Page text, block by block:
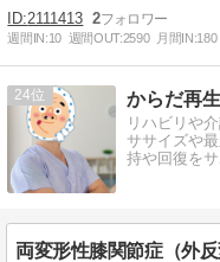
2111413 2
週間IN:10 週間OUT:2590 月間IN:180
24 からだ再
リハビリや
ササイズや
持や回復をサ